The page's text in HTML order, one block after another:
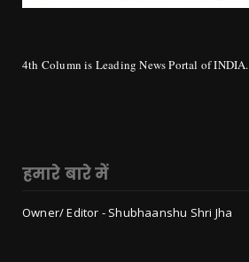
4th Column is Leading News Portal of INDIA.
हमारे बारे में
Owner/ Editor - Shubhaanshu Shri Jha